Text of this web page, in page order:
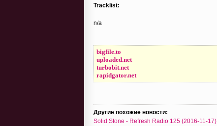
Tracklist:
n/a
bigfile.to
uploaded.net
turbobit.net
rapidgator.net
Другие похожие новости:
Solid Stone - Refresh Radio 125 (2016-11-17)